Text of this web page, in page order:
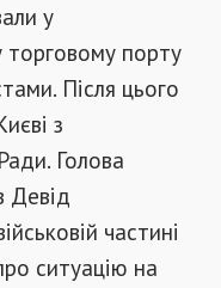
у
торговому порту
Після цього
з
Голова
Девід
частині
ситуацію на